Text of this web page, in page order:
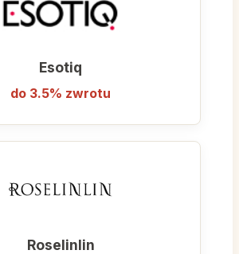
Esotiq
do 3.5% zwrotu
Roselinlin